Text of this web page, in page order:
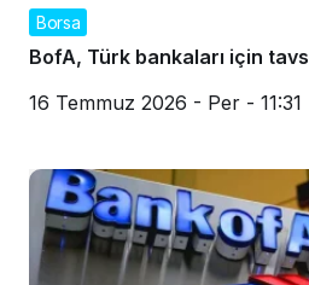
Borsa
BofA, Türk bankaları için
16 Temmuz 2026 - Per - 11:31